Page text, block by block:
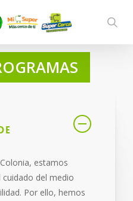
estamos
del medio
Por ello, hemos